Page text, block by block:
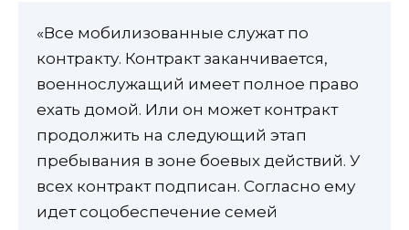
«Все мобилизованные служат по
контракту. Контракт заканчивается,
военнослужащий имеет полное право
ехать домой. Или он может контракт
продолжить на следующий этап
пребывания в зоне боевых действий. У
всех контракт подписан. Согласно ему
идет соцобеспечение семей